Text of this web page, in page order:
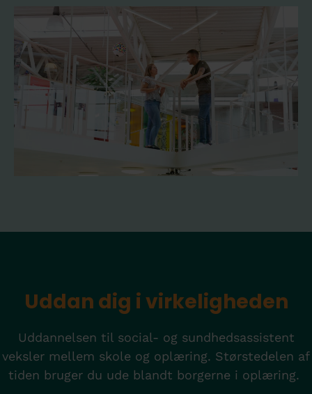
Uddan dig i virkeligheden
Uddannelsen til social- og sundhedsassistent
veksler mellem skole og oplæring. Størstedelen af
tiden bruger du ude blandt borgerne i oplæring.